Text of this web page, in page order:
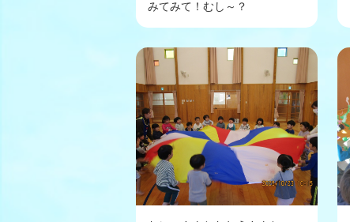
みてみて！むし～？